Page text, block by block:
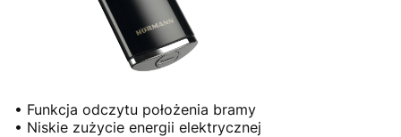
• Funkcja odczytu położenia bramy
• Niskie zużycie energii elektrycznej